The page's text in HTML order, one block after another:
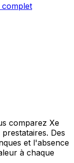
complet
comparez Xe
Des
et l'absence
à chaque